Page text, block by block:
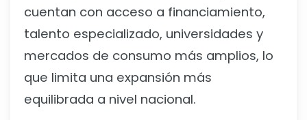
cuentan con acceso a financiamiento,
talento especializado, universidades y
mercados de consumo más amplios, lo
que limita una expansión más
equilibrada a nivel nacional.